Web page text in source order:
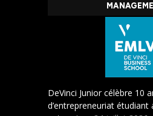
DeVinci Junior célèbre 10
d’entrepreneuriat étudiant